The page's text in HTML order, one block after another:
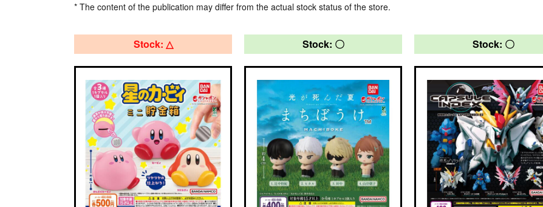
* The content of the publication may differ from the actual stock status of the store.
Stock: △ Stock: 〇 Stock: 〇